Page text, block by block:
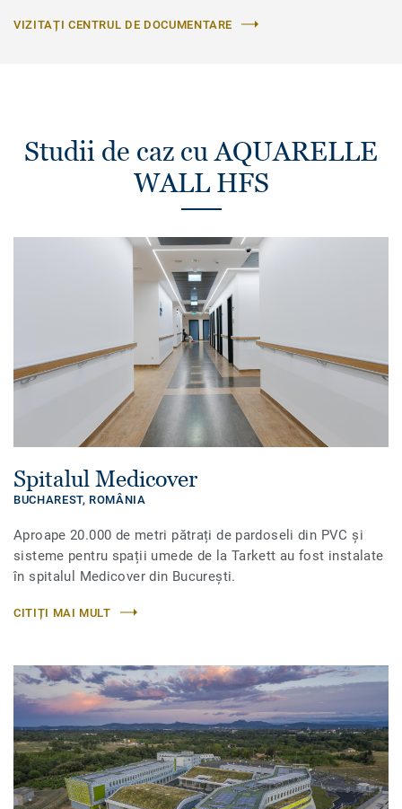
VIZITAȚI CENTRUL DE DOCUMENTARE
Studii de caz cu AQUARELLE
WALL HFS
Spitalul Medicover
BUCHAREST, ROMÂNIA
Aproape 20.000 de metri pătrați de pardoseli din PVC și
sisteme pentru spații umede de la Tarkett au fost instalate
în spitalul Medicover din București.
CITIȚI MAI MULT